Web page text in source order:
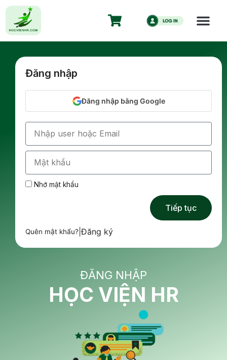
ĐĂNG NHẬP
HỌC VIỆN HR
Đăng nhập
Đăng nhập bằng Google
Nhớ mật khẩu
Tiếp tục
Quên mật khẩu? |Đăng ký